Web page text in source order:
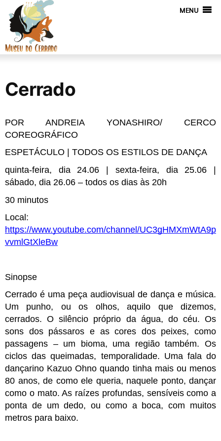
MENU
Cerrado
POR ANDREIA YONASHIRO/ CERCO
COREOGRÁFICO
ESPETÁCULO | TODOS OS ESTILOS DE DANÇA
quinta-feira, dia 24.06 | sexta-feira, dia 25.06 |
sábado, dia 26.06 – todos os dias às 20h
30 minutos
https://www.youtube.com/channel/UC3gHMXmWtA9p
vvmlGtXleBw
Sinopse
Cerrado é uma peça audiovisual de dança e música.
Um punho, ou os olhos, aquilo que dizemos,
cerrados. O silêncio próprio da água, do céu. Os
sons dos pássaros e as cores dos peixes, como
passagens – um bioma, uma região também. Os
ciclos das queimadas, temporalidade. Uma fala do
dançarino Kazuo Ohno quando tinha mais ou menos
80 anos, de como ele queria, naquele ponto, dançar
como o mato. As raízes profundas, sensíveis como a
ponta de um dedo, ou como a boca, com muitos
metros para baixo.